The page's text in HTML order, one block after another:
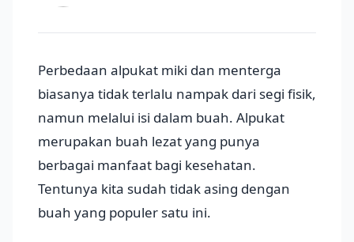
Perbedaan alpukat miki dan menterga
biasanya tidak terlalu nampak dari segi fisik,
namun melalui isi dalam buah. Alpukat
merupakan buah lezat yang punya
berbagai manfaat bagi kesehatan.
Tentunya kita sudah tidak asing dengan
buah yang populer satu ini.